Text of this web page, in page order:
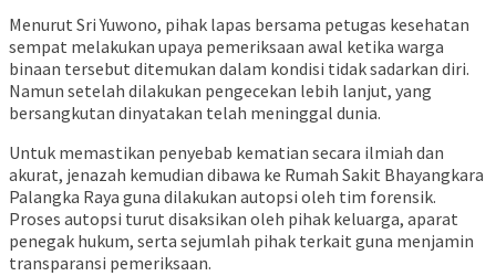
Menurut Sri Yuwono, pihak lapas bersama petugas kesehatan
sempat melakukan upaya pemeriksaan awal ketika warga
binaan tersebut ditemukan dalam kondisi tidak sadarkan diri.
Namun setelah dilakukan pengecekan lebih lanjut, yang
bersangkutan dinyatakan telah meninggal dunia.
Untuk memastikan penyebab kematian secara ilmiah dan
akurat, jenazah kemudian dibawa ke Rumah Sakit Bhayangkara
Palangka Raya guna dilakukan autopsi oleh tim forensik.
Proses autopsi turut disaksikan oleh pihak keluarga, aparat
penegak hukum, serta sejumlah pihak terkait guna menjamin
transparansi pemeriksaan.